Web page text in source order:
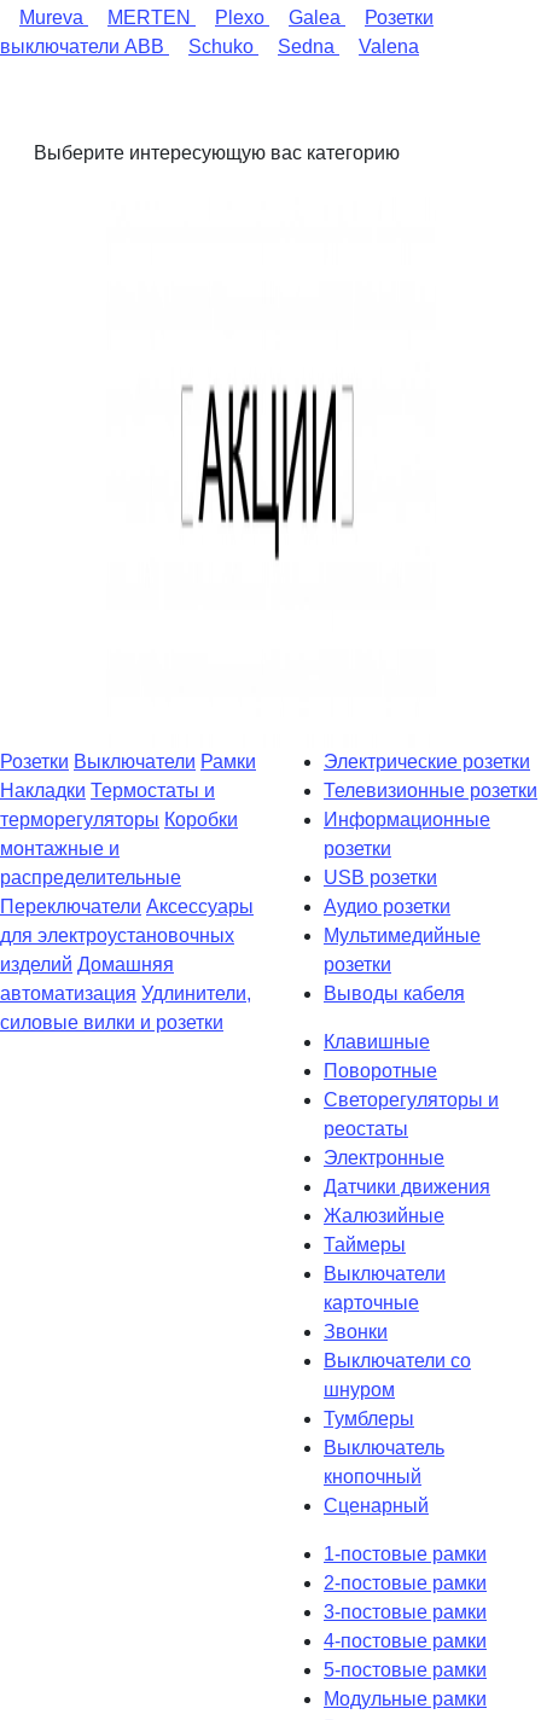
Mureva
MERTEN Plexo Galea
Розетки
выключатели ABB
Schuko Sedna Valena
Выберите интересующую вас категорию
Розетки Выключатели Рамки
Накладки Термостаты и
терморегуляторы Коробки
монтажные и
распределительные
Переключатели Аксессуары
для электроустановочных
изделий Домашняя
автоматизация Удлинители,
силовые вилки и розетки
Электрические розетки
Телевизионные розетки
Информационные
розетки
USB розетки
Аудио розетки
Мультимедийные
розетки
Выводы кабеля
Клавишные
Поворотные
Светорегуляторы и
реостаты
Электронные
Датчики движения
Жалюзийные
Таймеры
Выключатели
карточные
Звонки
Выключатели со
шнуром
Тумблеры
Выключатель
кнопочный
Сценарный
1-постовые рамки
2-постовые рамки
3-постовые рамки
4-постовые рамки
5-постовые рамки
Модульные рамки